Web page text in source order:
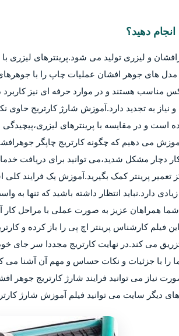
انجام دهید؟
و لیزری تولید می شود.پرینترهای لیزری
مدل های جوهر افشان عملیات چاپ را با
مناسب هستند و در موارد حرفه ای نیز کاربرد
نیاز به تجدید دارد.آموزش شارژ کارتریج حاوی
است و در مقایسه با پرینترهای
می دهیم که چگونه کارتریج چاپگر
کار دچار مشکل شدید،می توانید برای دریافت
تعمیر پرینتر کمک بگیرید.آموزش یک فرایند
دارد.نباید انتظار داشته باشید که تنها به
شما همراهان عزیز به صورت عملی با مراحل کار
این فیلم کارشناس پرینتر اچ پی را باز کرده و
می کند.در نهایت کارتریج مجددا سر جای
با جزئیات و نکات حساس و مهم آن آشنا می
نیاز می توانید فرایند شارژ کارتریج جوهر
دیگر سایت می توانید فیلم آموزش شارژ